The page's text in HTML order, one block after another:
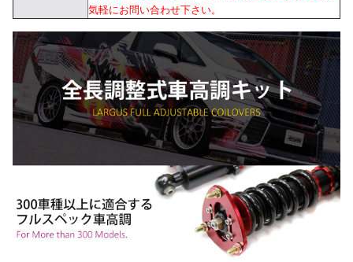
気軽にお問い合わせ下さい。